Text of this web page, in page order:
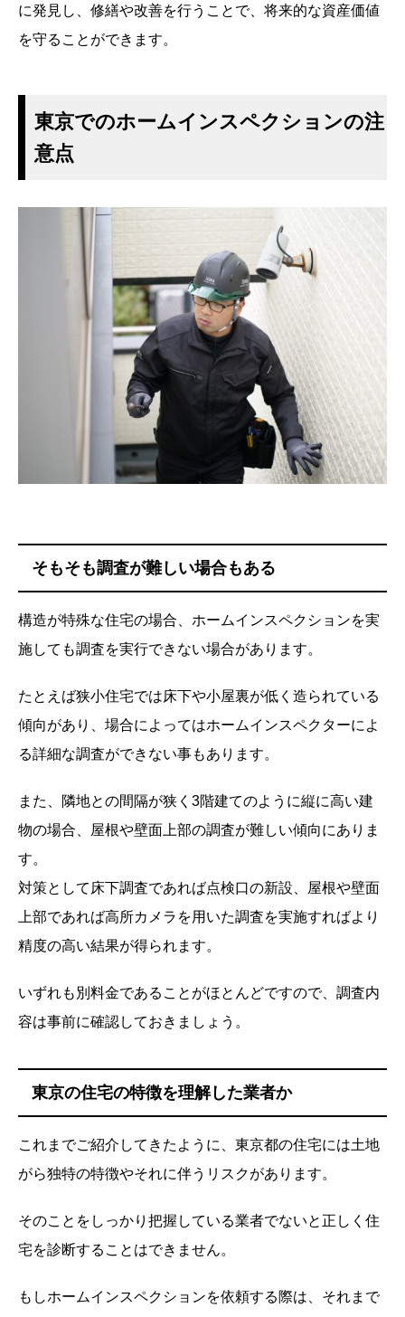
に発見し、修繕や改善を行うことで、将来的な資産価値
を守ることができます。
東京でのホームインスペクションの注
意点
そもそも調査が難しい場合もある
構造が特殊な住宅の場合、ホームインスペクションを実
施しても調査を実行できない場合があります。
たとえば狭小住宅では床下や小屋裏が低く造られている
傾向があり、場合によってはホームインスペクターによ
る詳細な調査ができない事もあります。
また、隣地との間隔が狭く3階建てのように縦に高い建
物の場合、屋根や壁面上部の調査が難しい傾向にありま
す。
対策として床下調査であれば点検口の新設、屋根や壁面
上部であれば高所カメラを用いた調査を実施すればより
精度の高い結果が得られます。
いずれも別料金であることがほとんどですので、調査内
容は事前に確認しておきましょう。
東京の住宅の特徴を理解した業者か
これまでご紹介してきたように、東京都の住宅には土地
がら独特の特徴やそれに伴うリスクがあります。
そのことをしっかり把握している業者でないと正しく住
宅を診断することはできません。
もしホームインスペクションを依頼する際は、それまで